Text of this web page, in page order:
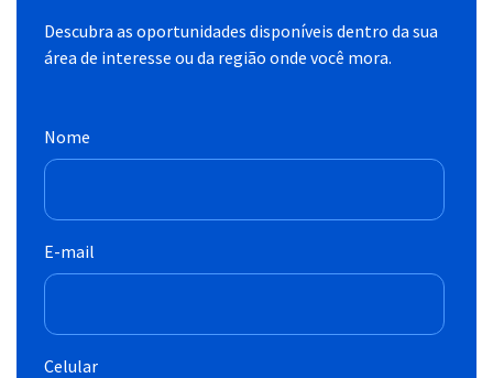
Descubra as oportunidades disponíveis dentro da sua
área de interesse ou da região onde você mora.
Nome
E-mail
Celular